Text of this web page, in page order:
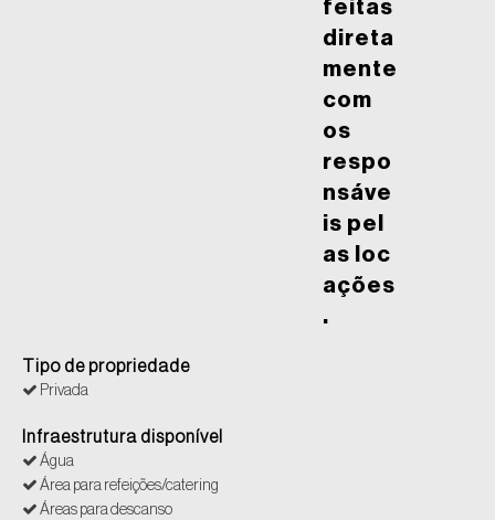
feitas
direta
mente
com
os
respo
nsáve
is pel
as loc
ações
.
Tipo de propriedade
Privada
Infraestrutura disponível
Água
Área para refeições/catering
Áreas para descanso